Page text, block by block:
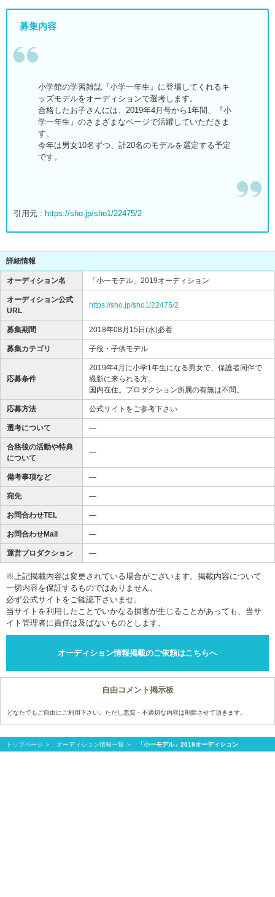
募集内容
小学館の学習雑誌『小学一年生』に登場してくれるキ
ッズモデルをオーディションで選考します。
合格したお子さんには、2019年4月号から1年間、『小
学一年生』のさまざまなページで活躍していただきま
す。
今年は男女10名ずつ、計20名のモデルを選定する予定
です。
引用元 : https://sho.jp/sho1/22475/2
詳細情報
オーディション名 「小一モデル」2019オーディション
オーディション公式
URL
https://sho.jp/sho1/22475/2
募集期間 2018年08月15日(水)必着
募集カテゴリ 子役・子供モデル
応募条件
2019年4月に小学1年生になる男女で、保護者同伴で
撮影に来られる方。
国内在住。プロダクション所属の有無は不問。
応募方法 公式サイトをご参考下さい
選考について ―
合格後の活動や特典
について
―
備考事項など ―
宛先 ―
お問合わせTEL ―
お問合わせMail ―
運営プロダクション ―
※上記掲載内容は変更されている場合がございます。掲載内容について
一切内容を保証するものではありません。
必ず公式サイトをご確認下さいませ。
当サイトを利用したことでいかなる損害が生じることがあっても、当サ
イト管理者に責任は及ばないものとします。
オーディション情報掲載のご依頼はこちらへ
自由コメント掲示板
どなたでもご自由にご利用下さい。ただし悪質・不適切な内容は削除させて頂きます。
トップページ オーディション情報一覧 「小一モデル」2019オーディション